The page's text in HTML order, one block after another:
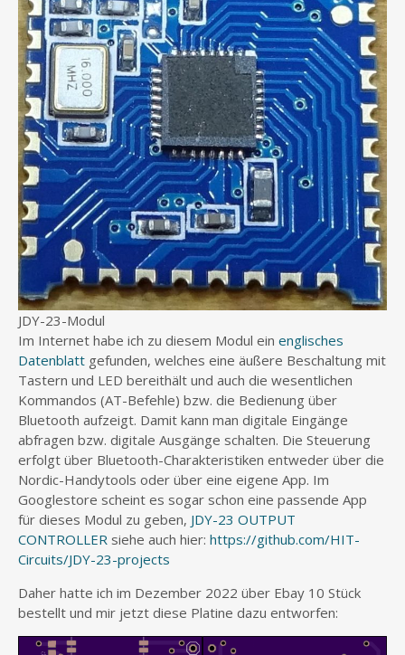
JDY-23-Modul
Im Internet habe ich zu diesem Modul ein englisches
Datenblatt gefunden, welches eine äußere Beschaltung mit
Tastern und LED bereithält und auch die wesentlichen
Kommandos (AT-Befehle) bzw. die Bedienung über
Bluetooth aufzeigt. Damit kann man digitale Eingänge
abfragen bzw. digitale Ausgänge schalten. Die Steuerung
erfolgt über Bluetooth-Charakteristiken entweder über die
Nordic-Handytools oder über eine eigene App. Im
Googlestore scheint es sogar schon eine passende App
für dieses Modul zu geben, JDY-23 OUTPUT
CONTROLLER siehe auch hier: https://github.com/HIT-
Circuits/JDY-23-projects
Daher hatte ich im Dezember 2022 über Ebay 10 Stück
bestellt und mir jetzt diese Platine dazu entworfen: